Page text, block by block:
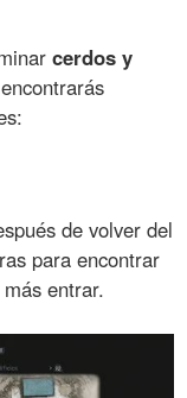
cerdos y
de volver del
para encontrar
entrar.